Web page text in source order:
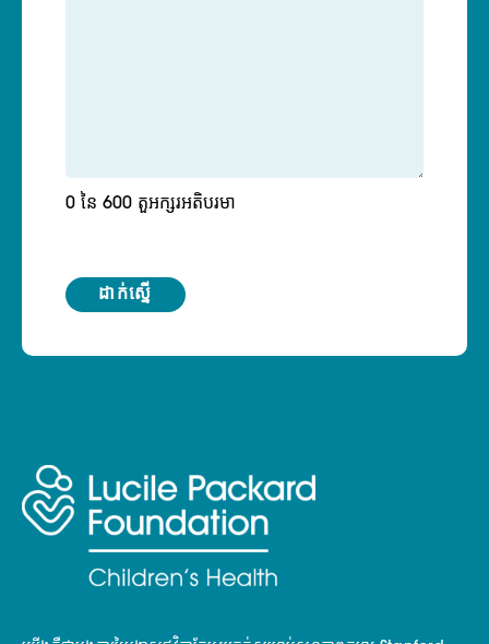
0 នៃ 600 តួអក្សរអតិបរមា